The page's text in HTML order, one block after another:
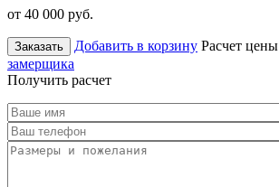
от 40 000 руб.
Заказать Добавить в корзину Расчет цены
замерщика
Получить расчет